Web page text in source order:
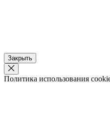
Закрыть
Политика использования